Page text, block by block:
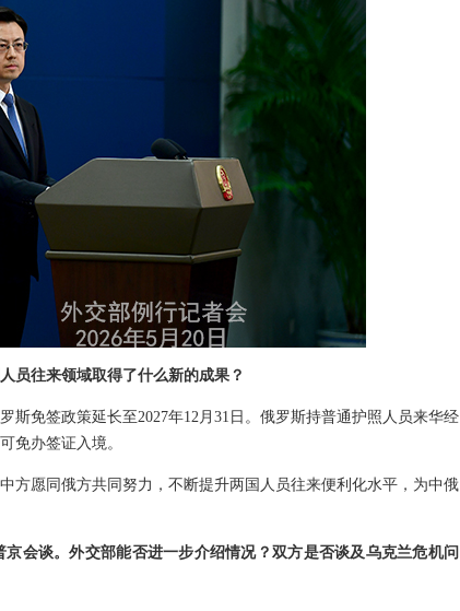
员往来领域取得了什么新的成果？
斯免签政策延长至2027年12月31日。俄罗斯持普通护照人员来华经
免办签证入境。
方愿同俄方共同努力，不断提升两国人员往来便利化水平，为中俄
会谈。外交部能否进一步介绍情况？双方是否谈及乌克兰危机问